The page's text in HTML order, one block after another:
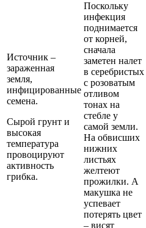
Источник –
зараженная
земля,
инфицированные
семена.
Сырой грунт и
высокая
температура
провоцируют
активность
грибка.
Поскольку
инфекция
поднимается
от корней,
сначала
заметен налет
в серебристых
с розоватым
отливом
тонах на
стебле у
самой земли.
На обвисших
нижних
листьях
желтеют
прожилки. А
макушка не
успевает
потерять цвет
– висят